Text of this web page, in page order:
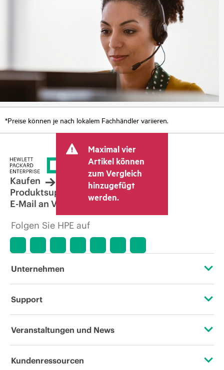
*Preise können je nach lokalem Fachhändler variieren.
Maximal vier
Artikel können
zum Vergleich
hinzugefügt
werden.
Kaufen
Produktsupport
E-Mail an Vertrieb
Folgen Sie HPE auf
Unternehmen
Über HPE
Unternehmensverantwortung
Support
Operational Support Services
Veranstaltungen und News
Veranstaltungen
Kundenressourcen